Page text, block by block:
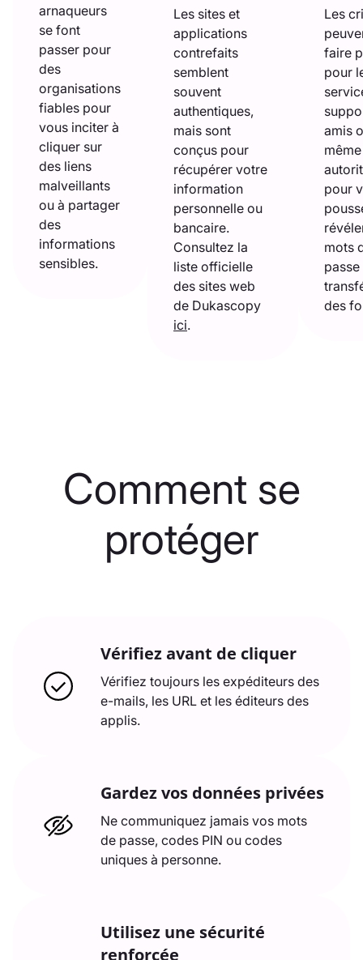
arnaqueurs
se font
passer pour
des
organisations
fiables pour
vous inciter à
cliquer sur
des liens
malveillants
ou à partager
des
informations
sensibles.
Les sites et
applications
contrefaits
semblent
souvent
authentiques,
mais sont
conçus pour
récupérer votre
information
personnelle ou
bancaire.
Consultez la
liste officielle
des sites web
de Dukascopy
ici.
Les
faire
pour
amis
pour
mots
passe
des
Comment se
protéger
Vérifiez avant de cliquer
Vérifiez toujours les expéditeurs des
e-mails, les URL et les éditeurs des
applis.
Gardez vos données privées
Ne communiquez jamais vos mots
de passe, codes PIN ou codes
uniques à personne.
Utilisez une sécurité
renforcée